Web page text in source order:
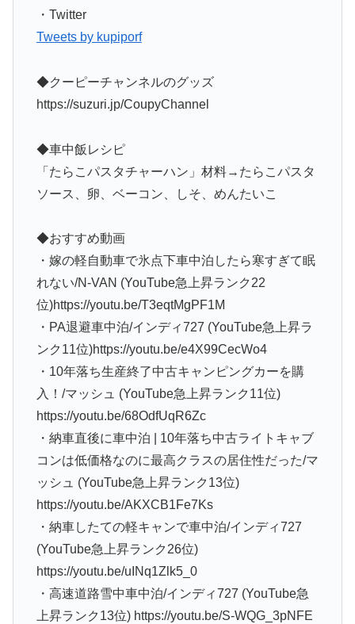
・Twitter
Tweets by kupiporf
◆クーピーチャンネルのグッズ
https://suzuri.jp/CoupyChannel
◆車中飯レシピ
「たらこパスタチャーハン」材料→たらこパスタ
ソース、卵、ベーコン、しそ、めんたいこ
◆おすすめ動画
・嫁の軽自動車で氷点下車中泊したら寒すぎて眠
れない/N-VAN (YouTube急上昇ランク22
位)https://youtu.be/T3eqtMgPF1M
・PA退避車中泊/インディ727 (YouTube急上昇ラ
ンク11位)https://youtu.be/e4X99CecWo4
・10年落ち生産終了中古キャンピングカーを購
入！/マッシュ (YouTube急上昇ランク11位)
https://youtu.be/68OdfUqR6Zc
・納車直後に車中泊 | 10年落ち中古ライトキャブ
コンは低価格なのに最高クラスの居住性だった/マ
ッシュ (YouTube急上昇ランク13位)
https://youtu.be/AKXCB1Fe7Ks
・納車したての軽キャンで車中泊/インディ727
(YouTube急上昇ランク26位)
https://youtu.be/uINq1Zlk5_0
・高速道路雪中車中泊/インディ727 (YouTube急
上昇ランク13位) https://youtu.be/S-WQG_3pNFE